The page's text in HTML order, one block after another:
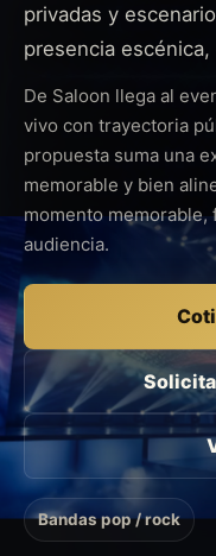
privadas y
presencia
De Saloon llega al
vivo con trayectoria
propuesta suma una
memorable y bien
momento memorable,
audiencia.
Bandas pop / rock